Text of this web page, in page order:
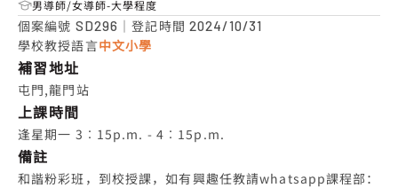
男導師/女導師-大學程度
個案編號 SD296 ｜登記時間 2024/10/31
學校教授語言中文小學
補習地址
屯門,龍門站
上課時間
逢星期一 3︰15p.m. - 4︰15p.m.
備註
和諧粉彩班，到校授課，如有興趣任教請whatsapp課程部：